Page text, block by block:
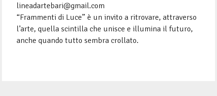
lineadartebari@gmail.com
“Frammenti di Luce” è un invito a ritrovare, attraverso
l’arte, quella scintilla che unisce e illumina il futuro,
anche quando tutto sembra crollato.